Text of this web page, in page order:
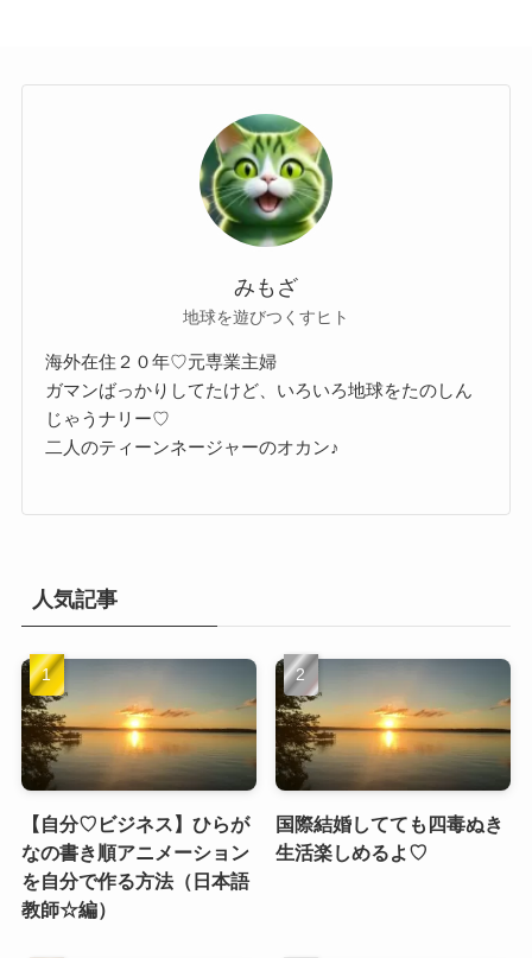
みもざ
地球を遊びつくすヒト
海外在住２０年♡元専業主婦
ガマンばっかりしてたけど、いろいろ地球をたのしん
じゃうナリー♡
二人のティーンネージャーのオカン♪
人気記事
【自分♡ビジネス】ひらが
なの書き順アニメーション
を自分で作る方法（日本語
教師☆編）
国際結婚してても四毒ぬき
生活楽しめるよ♡